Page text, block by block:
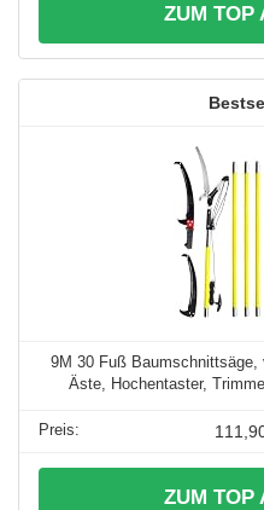
ZUM TOP
9M 30 Fuß Baumschnittsäge,
Äste, Hochentaster,
ZUM TOP